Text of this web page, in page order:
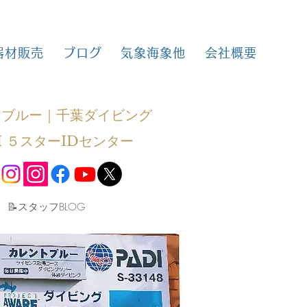
材販売 ブログ 気象海象他 会社概要
ルー｜千葉ダイビング
スターIDセンター
​📝スタッフBLOG